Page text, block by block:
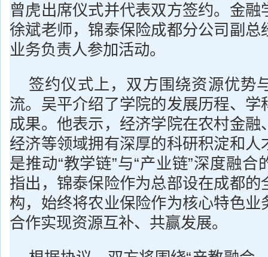
曾虎出席仪式并代表双方签约。金融
徐斌老师，锦泰保险成都分公司副总
业务负责人参加活动。
签约仪式上，双方围绕资源优势
流。吴平介绍了学院的发展历程、学
成果。他表示，经济学院在农村金融
经济等领域拥有深厚的科研积淀和人
是推动“教学链”与“产业链”深度融
指出，锦泰保险作为总部设在成都的
构，始终将农业保险作为核心特色业
合作实现资源互补、共赢发展。